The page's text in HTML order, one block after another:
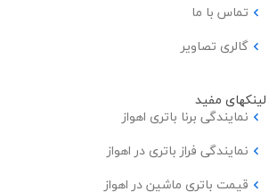
تماس با ما
گالری تصاویر
لینکهای مفید
نمایندگی برنا باتری اهواز
نمایندگی فراز باتری در اهواز
قیمت باتری ماشین در اهواز